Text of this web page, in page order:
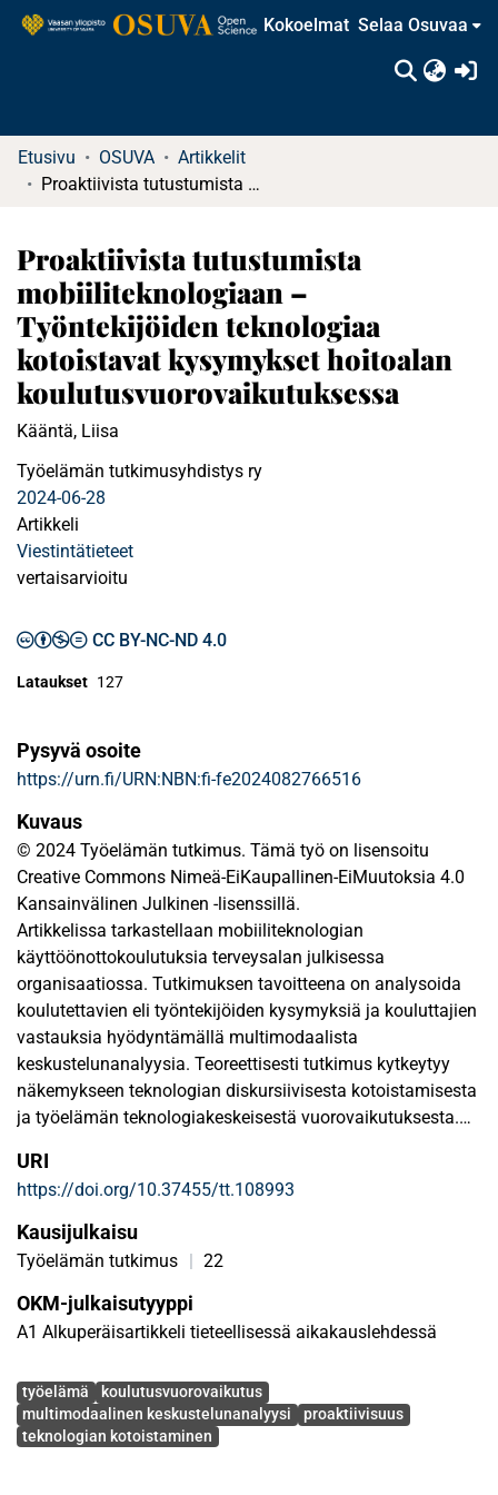
Kokoelmat Selaa Osuvaa
Etusivu OSUVA
Artikkelit
Proaktiivista tutustumista mobiiliteknologiaan – Työntekijöiden teknologiaa kotoistavat kysymykset hoitoalan koulutusvuorovaikutuksessa
Proaktiivista tutustumista
mobiiliteknologiaan –
Työntekijöiden teknologiaa
kotoistavat kysymykset hoitoalan
koulutusvuorovaikutuksessa
Kääntä, Liisa
Työelämän tutkimusyhdistys ry
2024-06-28
Artikkeli
Viestintätieteet
vertaisarvioitu
CC BY-NC-ND 4.0
Lataukset 127
Pysyvä osoite
https://urn.fi/URN:NBN:fi-fe2024082766516
Kuvaus
© 2024 Työelämän tutkimus. Tämä työ on lisensoitu
Creative Commons Nimeä-EiKaupallinen-EiMuutoksia 4.0
Kansainvälinen Julkinen -lisenssillä.
Artikkelissa tarkastellaan mobiiliteknologian
käyttöönottokoulutuksia terveysalan julkisessa
organisaatiossa. Tutkimuksen tavoitteena on analysoida
koulutettavien eli työntekijöiden kysymyksiä ja kouluttajien
vastauksia hyödyntämällä multimodaalista
keskustelunanalyysia. Teoreettisesti tutkimus kytkeytyy
näkemykseen teknologian diskursiivisesta kotoistamisesta
ja työelämän teknologiakeskeisestä vuorovaikutuksesta.
suuntautuvat pääosin tulevaisuuteen, koska niillä
selvitetään ja selvennetään kohdeteknologian
ominaisuuksia ja käyttötapoja tuottaen samalla diskurssia
kohdeteknologian merkityksestä. Toisin sanoen työntekijät
ennakoivat kysymyksissään niitä hetkiä, kun he käyttävät
sovellusta arkisissa työtehtävissään. Kouluttajien
vastaukset vaihtelevat tukemisesta neuvomiseen ja tiedon
diskursiivisesti kotoistetaan kohdeteknologiaa. Tällainen
kysymys-vastaus-toiminta ilmentää proaktiivista
vuorovaikutusta, jossa osallistujat omalla toiminnallaan
URI
https://doi.org/10.37455/tt.108993
Kausijulkaisu
Työelämän tutkimus | 22
OKM-julkaisutyyppi
A1 Alkuperäisartikkeli tieteellisessä aikakauslehdessä
Avainsanat
työelämä
koulutusvuorovaikutus
multimodaalinen keskustelunanalyysi
proaktiivisuus
teknologian kotoistaminen